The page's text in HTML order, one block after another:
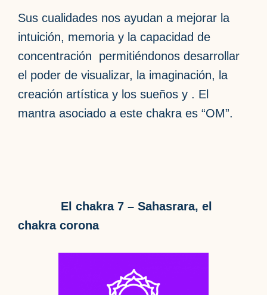
Sus cualidades nos ayudan a mejorar la
intuición, memoria y la capacidad de
concentración permitiéndonos desarrollar
el poder de visualizar, la imaginación, la
creación artística y los sueños y . El
mantra asociado a este chakra es “OM”.
El chakra 7 – Sahasrara, el
chakra corona